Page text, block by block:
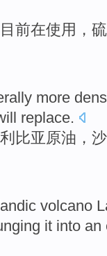
前在使用 ，
more
replace.
利比亚原油 ，
volcano
it into an